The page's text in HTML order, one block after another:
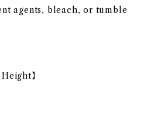
agents, bleach, or tumble
】